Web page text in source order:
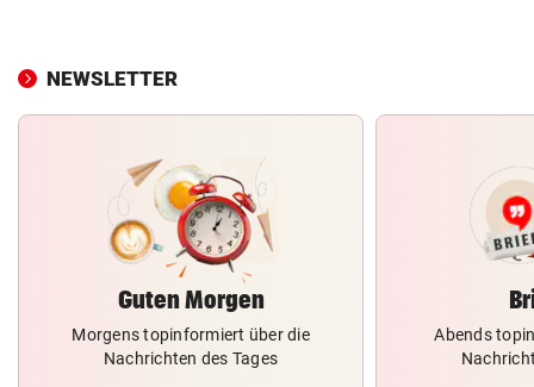
NEWSLETTER
Guten Morgen
Morgens topinformiert über die
Nachrichten des Tages
Abends